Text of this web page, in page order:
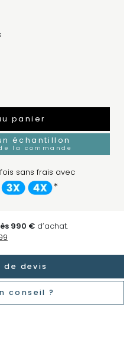
panier
échantillon
la commande
sans frais avec
*
990 € d’achat.
de devis
conseil ?